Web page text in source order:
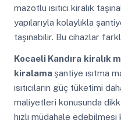
mazotlu ısıtıcı kiralık
yapılarıyla kolaylıkla
taşınabilir. Bu cihazlar
Kocaeli Kandıra kiralık
kiralama şantiye ısıtma
ısıtıcıların güç tüketimi
maliyetleri konusunda
hızlı müdahale edebilmesi